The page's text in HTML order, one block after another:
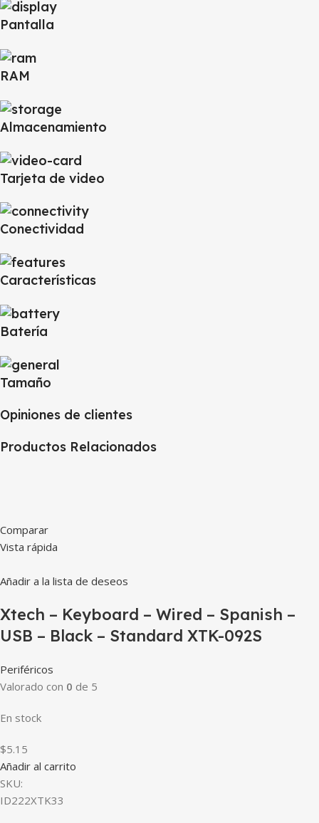
Pantalla
RAM
Almacenamiento
Tarjeta de video
Conectividad
Características
Batería
Tamaño
Opiniones de clientes
Productos Relacionados
Comparar
Vista rápida
Añadir a la lista de deseos
Xtech – Keyboard – Wired – Spanish –
USB – Black – Standard XTK-092S
Periféricos
Valorado con 0 de 5
En stock
$5.15
Añadir al carrito
SKU:
ID222XTK33